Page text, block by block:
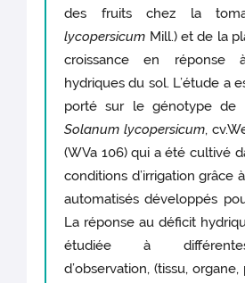
des fruits chez la
lycopersicum Mill.) et de la
croissance en réponse
hydriques du sol. L’étude a
porté sur le génotype de
Solanum lycopersicum,
(WVa 106) qui a été cultivé
conditions d’irrigation grâce
automatisés développés
La réponse au déficit
étudiée à
d’observation, (tissu,